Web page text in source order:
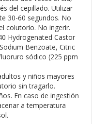
del cepillado. Utilizar
30-60 segundos. No
colutorio. No ingerir.
Hydrogenated Castor
Benzoate, Citric
sódico (225 ppm
y niños mayores
sin tragarlo.
En caso de ingestión
a temperatura